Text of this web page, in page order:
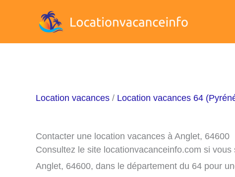
Location vacances / Location vacances 64
Contacter une location vacances à Anglet, 64600
Consultez le site locationvacanceinfo.com si
Anglet, 64600, dans le département du 64 pour